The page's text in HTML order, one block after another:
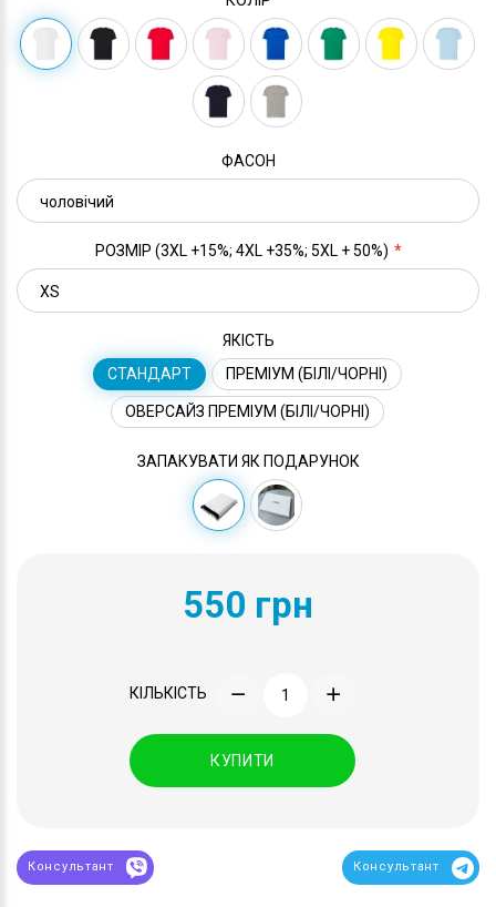
ФАСОН
РОЗМІР (3XL +15%; 4XL +35%; 5XL + 50%)
ЯКІСТЬ
СТАНДАРТ
ПРЕМІУМ (БІЛІ/ЧОРНІ)
ОВЕРСАЙЗ ПРЕМІУМ (БІЛІ/ЧОРНІ)
ЗАПАКУВАТИ ЯК ПОДАРУНОК
550 грн
КІЛЬКІСТЬ
КУПИТИ
Консультант Консультант